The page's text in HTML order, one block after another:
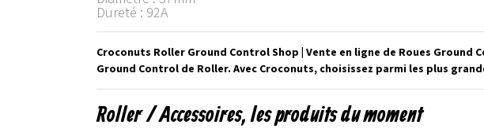
Dureté : 92A
Croconuts Roller Ground Control Shop | Vente en ligne de Roues
Ground Control de Roller. Avec Croconuts, choisissez parmi les plus
Roller / Accessoires, les produits du moment